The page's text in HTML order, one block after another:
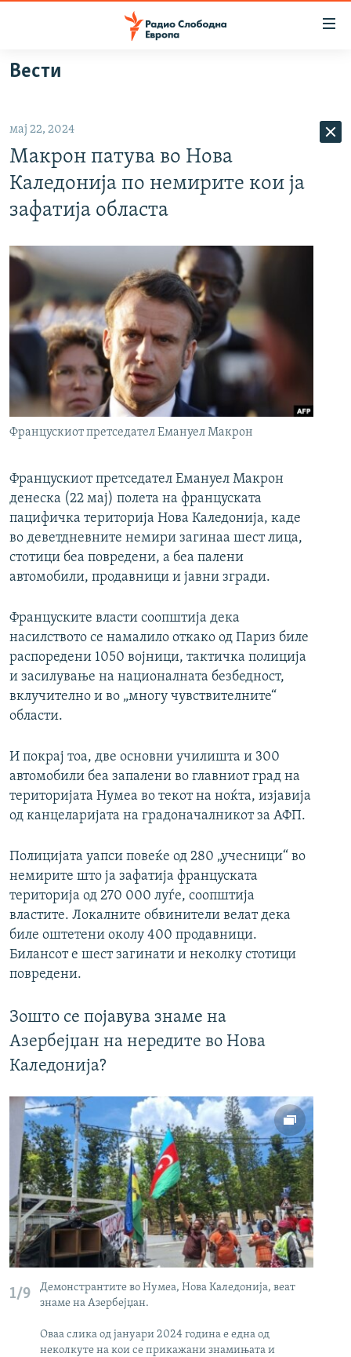
Оди
на
главната
навигација
Премини
на
ВИЗУЕЛНО
ВЕСТИ
ШТО ТРЕБА ДА ЗНАЕТЕ
ПРИЈАВИ СЕ ЗА ЊУЗЛЕТЕР
ПОДКАСТ ЗОШТО?
СЛЕДЕТЕ НЕ
РСЕ веб страници
Вести
мај 22, 2024
Макрон патува во Нова
Каледонија по немирите кои ја
зафатија областа
Францускиот претседател Емануел Макрон
Францускиот претседател Емануел Макрон
денеска (22 мај) полета на француската
пацифичка територија Нова Каледонија, каде
во деветдневните немири загинаа шест лица,
стотици беа повредени, а беа палени
автомобили, продавници и јавни згради.
Француските власти соопштија дека
насилството се намалило откако од Париз биле
распоредени 1050 војници, тактичка полиција
и засилување на националната безбедност,
вклучително и во „многу чувствителните“
области.
И покрај тоа, две основни училишта и 300
автомобили беа запалени во главниот град на
територијата Нумеа во текот на ноќта, изјавија
од канцеларијата на градоначалникот за АФП.
Полицијата уапси повеќе од 280 „учесници“ во
немирите што ја зафатија француската
територија од 270 000 луѓе, соопштија
властите. Локалните обвинители велат дека
биле оштетени околу 400 продавници.
Билансот е шест загинати и неколку стотици
повредени.
Зошто се појавува знаме на
Азербејџан на нередите во Нова
Каледонија?
1/9
Демонстрантите во Нумеа, Нова Каледонија, веат
знаме на Азербејџан.
Оваа слика од јануари 2024 година е една од
неколкуте на кои се прикажани знамињата и